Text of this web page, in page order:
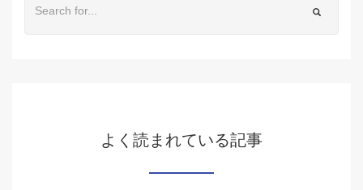
よく読まれている記事